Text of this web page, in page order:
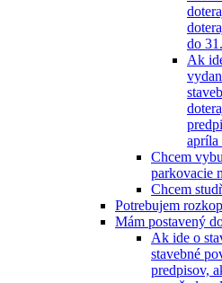
do
Ak
apríla
Chcem
parkovacie
Chcem
Potrebujem
Mám postavený
Ak ide o
stavebné
predpisov,